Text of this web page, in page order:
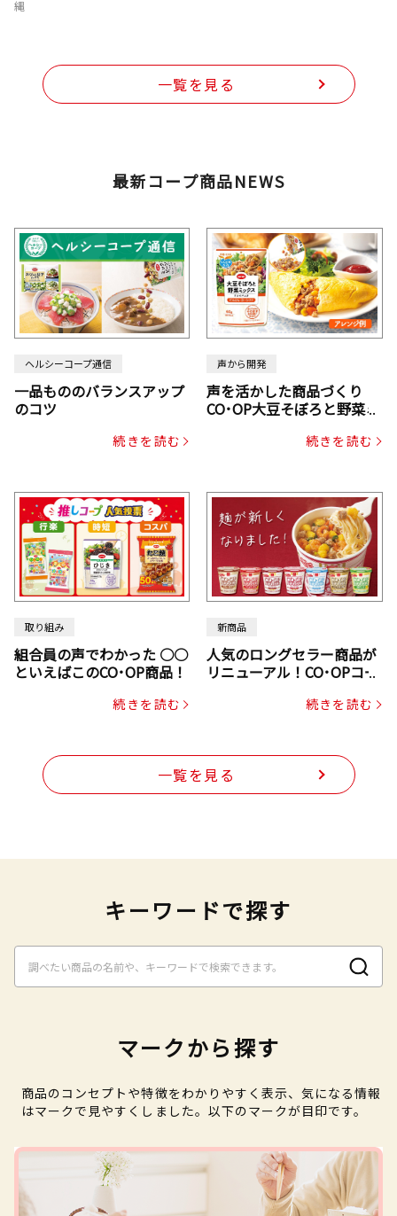
縄
一覧を見る
最新コープ商品NEWS
ヘルシーコープ通信
一品もののバランスアップ
のコツ
続きを読む
声から開発
声を活かした商品づくり
CO･OP大豆そぼろと野菜ミ
じん・コーン入り）続きを読む
取り組み
組合員の声でわかった ○○
といえばこのCO･OP商品！
続きを読む
新商品
人気のロングセラー商品が
リニューアル！CO･OPコー
続きを読む
一覧を見る
キーワードで探す
マークから探す
商品のコンセプトや特徴をわかりやすく表示、気になる情報
はマークで見やすくしました。以下のマークが目印です。